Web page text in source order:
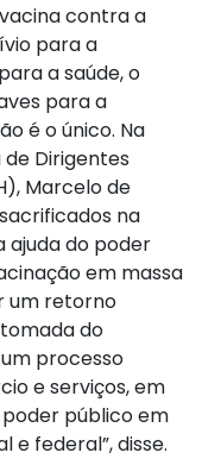
contra a
para a
a saúde, o
para a
é o único. Na
Dirigentes
Marcelo de
na
ajuda do poder
em massa
um retorno
do
processo
e serviços, em
público em
e federal”, disse.